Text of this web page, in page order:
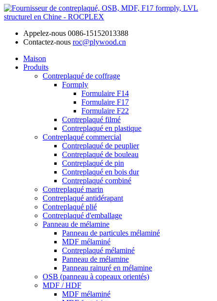
Appelez-nous 0086-15152013388
Contactez-nous roc@plywood.cn
Maison
Produits
Contreplaqué de coffrage
Formply
Formulaire F14
Formulaire F17
Formulaire F22
Contreplaqué filmé
Contreplaqué en plastique
Contreplaqué commercial
Contreplaqué de peuplier
Contreplaqué de bouleau
Contreplaqué de pin
Contreplaqué en bois dur
Contreplaqué combiné
Contreplaqué marin
Contreplaqué antidérapant
Contreplaqué plié
Contreplaqué d'emballage
Panneau de mélamine
Panneau de particules mélaminé
MDF mélaminé
Contreplaqué mélaminé
Panneau de mélamine
Panneau rainuré en mélamine
OSB (panneau à copeaux orientés)
MDF / HDF
MDF mélaminé